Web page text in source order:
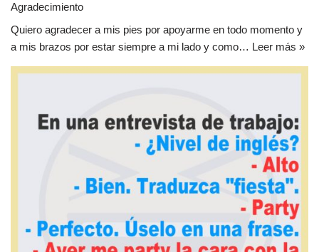
Agradecimiento
Quiero agradecer a mis pies por apoyarme en todo momento y
a mis brazos por estar siempre a mi lado y como… Leer más »